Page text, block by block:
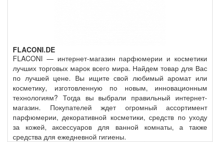
FLACONI.DE
FLACONI — интернет-магазин парфюмерии и косметики
лучших торговых марок всего мира. Найдем товар для Вас
по лучшей цене. Вы ищите свой любимый аромат или
косметику, изготовленную по новым, инновационным
технологиям? Тогда вы выбрали правильный интернет-
магазин. Покупателей ждет огромный ассортимент
парфюмерии, декоративной косметики, средств по уходу
за кожей, аксессуаров для ванной комнаты, а также
средства для ежедневной гигиены.